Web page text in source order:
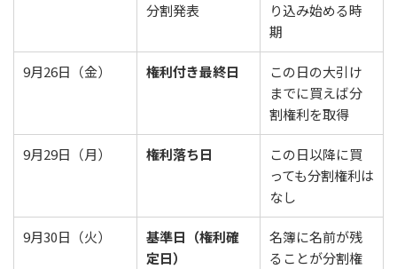
分割発表
り込み始める時
期
9月26日（金） 権利付き最終日
この日の大引け
までに買えば分
割権利を取得
9月29日（月） 権利落ち日
この日以降に買
っても分割権利は
なし
9月30日（火）
基準日（権利確
定日）
名簿に名前が残
ることが分割権